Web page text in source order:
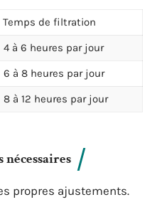
Temps de filtration
4 à 6 heures par jour
6 à 8 heures par jour
8 à 12 heures par jour
nécessaires
propres ajustements.